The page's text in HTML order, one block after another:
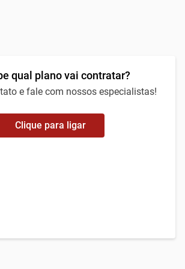
qual plano vai contratar?
e fale com nossos especialistas!
Clique para ligar